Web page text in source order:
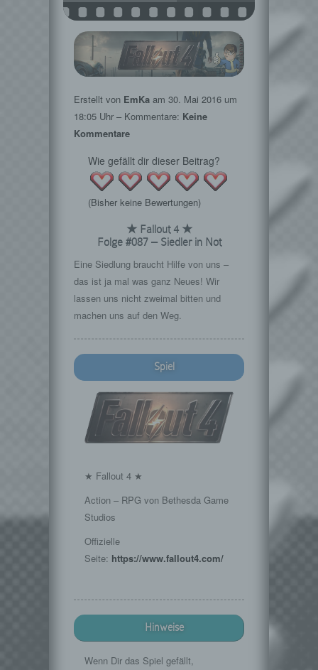
Erstellt von EmKa am 30. Mai 2016 um
18:05 Uhr – Kommentare: Keine
Kommentare
Wie gefällt dir dieser Beitrag?
(Bisher keine Bewertungen)
★ Fallout 4 ★
Folge #087 – Siedler in Not
Eine Siedlung braucht Hilfe von uns –
das ist ja mal was ganz Neues! Wir
lassen uns nicht zweimal bitten und
machen uns auf den Weg.
Spiel
★ Fallout 4 ★
Action – RPG von Bethesda Game
Studios
Offizielle
Seite: https://www.fallout4.com/
Hinweise
Wenn Dir das Spiel gefällt,